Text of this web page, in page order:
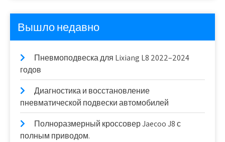
Вышло недавно
Пневмоподвеска для Lixiang L8 2022–2024
годов
Диагностика и восстановление
пневматической подвески автомобилей
Полноразмерный кроссовер Jaecoo J8 с
полным приводом.